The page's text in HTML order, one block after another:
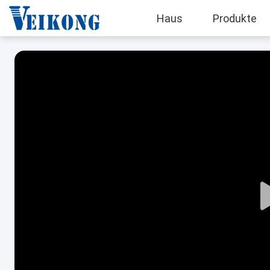
Haus Produkte